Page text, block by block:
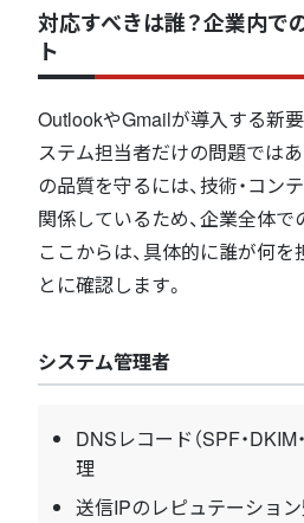
対応すべきは誰？企業内で
ト
OutlookやGmailが導入する新
ステム担当者だけの問題では
の品質を守るには、技術・コン
関係しているため、企業全体で
ここからは、具体的に誰が何
とに確認します。
システム管理者
DNSレコード（SPF・DKIM
理
送信IPのレピュテーショ